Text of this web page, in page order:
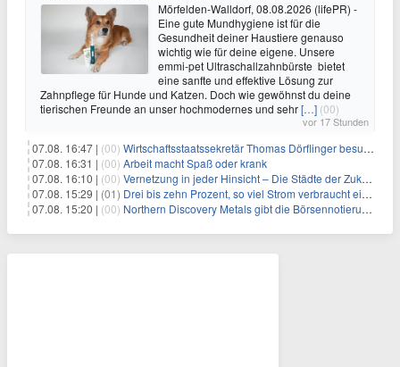
Mörfelden-Walldorf, 08.08.2026 (lifePR) -
Eine gute Mundhygiene ist für die
Gesundheit deiner Haustiere genauso
wichtig wie für deine eigene. Unsere
emmi-pet Ultraschallzahnbürste bietet
eine sanfte und effektive Lösung zur
Zahnpflege für Hunde und Katzen. Doch wie gewöhnst du deine
tierischen Freunde an unser hochmodernes und sehr[…] (00)
vor 17 Stunden
07.08. 16:47 | (00) Wirtschaftsstaatssekretär Thomas Dörflinger besucht Handwerksbetrieb im Kammerbezirk Freiburg
07.08. 16:31 | (00) Arbeit macht Spaß oder krank
07.08. 16:10 | (00) Vernetzung in jeder Hinsicht – Die Städte der Zukunft sind grün-blau
07.08. 15:29 | (01) Drei bis zehn Prozent, so viel Strom verbraucht ein Aufzug im Gebäude
07.08. 15:20 | (00) Northern Discovery Metals gibt die Börsennotierung an der Frankfurter Wertpapierbörse bekannt